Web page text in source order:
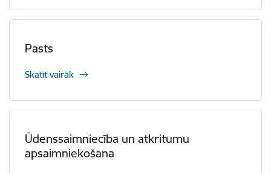
Pasts
Skatīt vairāk
Ūdenssaimniecība un atkritumu
apsaimniekošana